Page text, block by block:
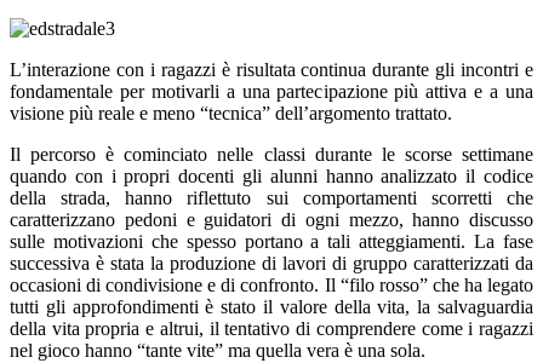
L’interazione con i ragazzi è risultata continua durante gli incontri e
fondamentale per motivarli a una partecipazione più attiva e a una
visione più reale e meno “tecnica” dell’argomento trattato.
Il percorso è cominciato nelle classi durante le scorse settimane
quando con i propri docenti gli alunni hanno analizzato il codice
della strada, hanno riflettuto sui comportamenti scorretti che
caratterizzano pedoni e guidatori di ogni mezzo, hanno discusso
sulle motivazioni che spesso portano a tali atteggiamenti. La fase
successiva è stata la produzione di lavori di gruppo caratterizzati da
occasioni di condivisione e di confronto. Il “filo rosso” che ha legato
tutti gli approfondimenti è stato il valore della vita, la salvaguardia
della vita propria e altrui, il tentativo di comprendere come i ragazzi
nel gioco hanno “tante vite” ma quella vera è una sola.